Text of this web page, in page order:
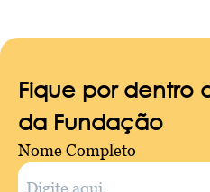
Fique por dentro
da Fundação
Nome Completo